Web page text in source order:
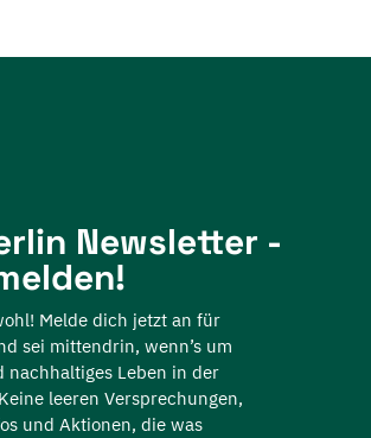
Newsletter -
Melde dich jetzt an für
sei mittendrin, wenn’s um
nachhaltiges Leben in der
leeren Versprechungen,
und Aktionen, die was